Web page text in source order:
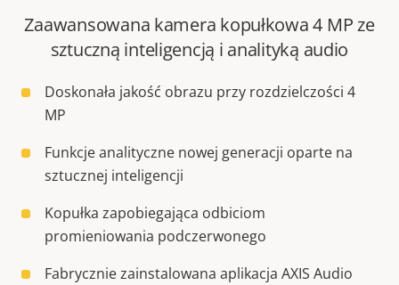
Zaawansowana kamera kopułkowa 4 MP ze
sztuczną inteligencją i analityką audio
Doskonała jakość obrazu przy rozdzielczości 4
MP
Funkcje analityczne nowej generacji oparte na
sztucznej inteligencji
Kopułka zapobiegająca odbiciom
promieniowania podczerwonego
Fabrycznie zainstalowana aplikacja AXIS Audio